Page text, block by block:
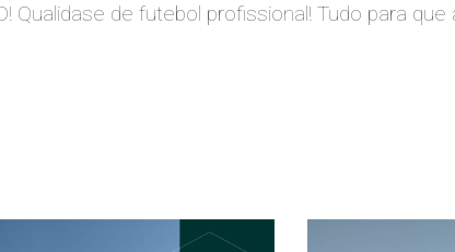
de futebol profissional! Tudo para que